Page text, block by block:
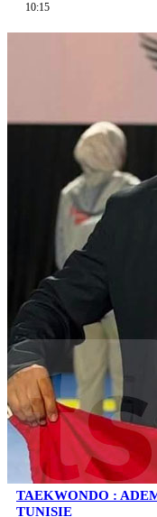
10:15
TAEKWONDO :
TUNISIE